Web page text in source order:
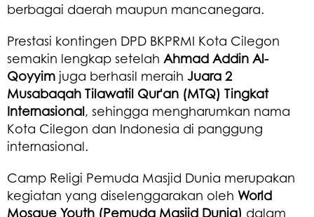
berbagai daerah maupun mancanegara.
Prestasi kontingen DPD BKPRMI Kota Cilegon
semakin lengkap setelah Ahmad Addin Al-
Qoyyim juga berhasil meraih Juara 2
Musabaqah Tilawatil Qur'an (MTQ) Tingkat
Internasional, sehingga mengharumkan nama
Kota Cilegon dan Indonesia di panggung
internasional.
Camp Religi Pemuda Masjid Dunia merupakan
kegiatan yang diselenggarakan oleh World
Mosque Youth (Pemuda Masjid Dunia) dalam